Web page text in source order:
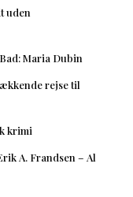
uden
Maria Dubin
rejse til
krimi
A. Frandsen – Al